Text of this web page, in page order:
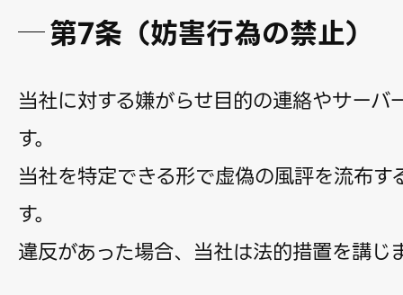
第7条（妨害行為の禁止）
当社に対する嫌がらせ目的の連絡やサーバ
す。
当社を特定できる形で虚偽の風評を流布す
す。
違反があった場合、当社は法的措置を講じ